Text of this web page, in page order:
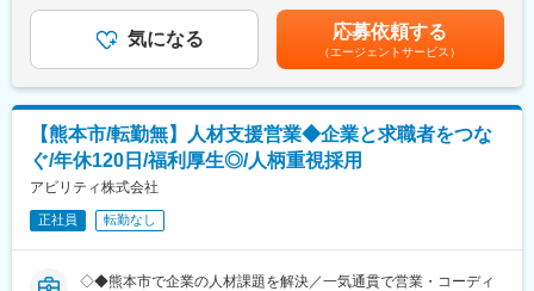
◎ご希望の勤務地を基に検討いたしますが面接の中で幅広く勤務
地や希望の業界、働き方について確認しマッチする案件をご紹
介。案件に対するエンジニアの稼働率は99％で、待機はほぼ発生
◆紹介予定派遣 など
・当社派遣スタッフさんの面談や契約更新の対応 など
※慣れてきたら、グループ内のサービスを絡めたコンサルティング
提案も行います。
【社風・雰囲気について】
チーム制やプロジェクト制度により、入社歴に関係なく活躍でき
ます。
男女関係なく意欲のある方にチャンスのある環境です。
3年目：600万円（メンバー）入社6年目：750万円（サブリーダ
ー）入社8年目：880万円（マネージャー）賃金はあくまでも目安
の金額であり、選考を通じて上下する可能性があります。月給(月
額)は固定手当を含めた表記です。
気になる 応募依頼する
（エージェントサービス）
【熊本市/転勤無】人材支援営業◆企業と求職者をつな
ぐ/年休120日/福利厚生◎/人柄重視採用
アビリティ株式会社
正社員 転勤なし
◇◆熊本市で企業の人材課題を解決／一気通貫で営業・コーディ